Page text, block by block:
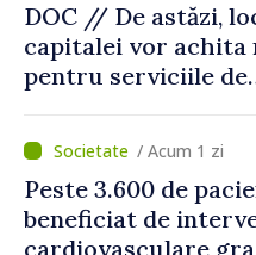
DOC // De astăzi,
capitalei vor achita
pentru serviciile de
canalizare
/ Acum 1 zi
Peste 3.600 de
beneficiat de
cardiovasculare